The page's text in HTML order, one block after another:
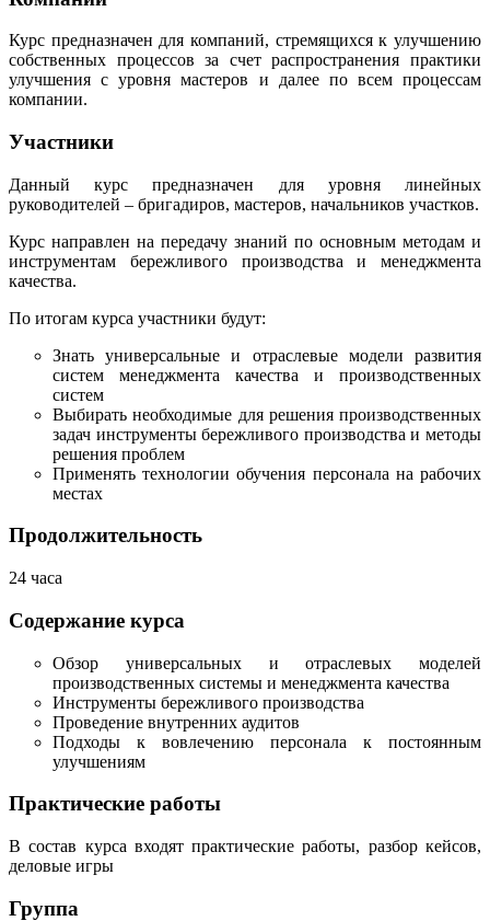
Курс предназначен для компаний, стремящихся к улучшению
собственных процессов за счет распространения практики
улучшения с уровня мастеров и далее по всем процессам
компании.
Участники
Данный курс предназначен для уровня линейных
руководителей – бригадиров, мастеров, начальников участков.
Курс направлен на передачу знаний по основным методам и
инструментам бережливого производства и менеджмента
качества.
По итогам курса участники будут:
Знать универсальные и отраслевые модели развития
систем менеджмента качества и производственных
систем
Выбирать необходимые для решения производственных
задач инструменты бережливого производства и методы
решения проблем
Применять технологии обучения персонала на рабочих
местах
Продолжительность
24 часа
Содержание курса
Обзор универсальных и отраслевых моделей
производственных системы и менеджмента качества
Инструменты бережливого производства
Проведение внутренних аудитов
Подходы к вовлечению персонала к постоянным
улучшениям
Практические работы
В состав курса входят практические работы, разбор кейсов,
деловые игры
Группа